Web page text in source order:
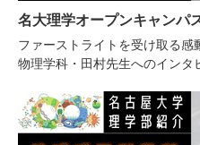
名大理学オープンキャンパ
ファーストライトを受け取る感
物理学科・田村先生へのインタ